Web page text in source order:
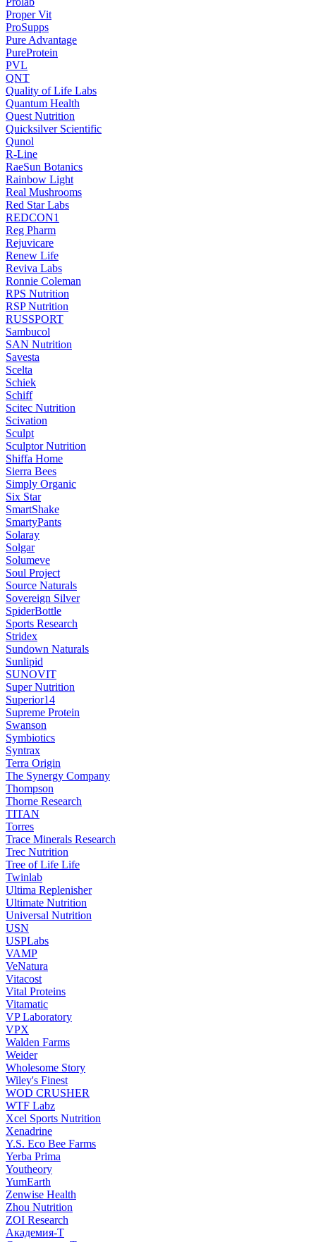
Proper Vit
ProSupps
Pure Advantage
PureProtein
PVL
QNT
Quality of Life Labs
Quantum Health
Quest Nutrition
Quicksilver Scientific
Qunol
R-Line
RaeSun Botanics
Rainbow Light
Real Mushrooms
Red Star Labs
REDCON1
Reg Pharm
Rejuvicare
Renew Life
Reviva Labs
Ronnie Coleman
RPS Nutrition
RSP Nutrition
RUSSPORT
Sambucol
SAN Nutrition
Savesta
Scelta
Schiek
Schiff
Scitec Nutrition
Scivation
Sculpt
Sculptor Nutrition
Shiffa Home
Sierra Bees
Simply Organic
Six Star
SmartShake
SmartyPants
Solaray
Solgar
Solumeve
Soul Project
Source Naturals
Sovereign Silver
SpiderBottle
Sports Research
Stridex
Sundown Naturals
Sunlipid
SUNOVIT
Super Nutrition
Superior14
Supreme Protein
Swanson
Symbiotics
Syntrax
Terra Origin
The Synergy Company
Thompson
Thorne Research
TITAN
Torres
Trace Minerals Research
Trec Nutrition
Tree of Life Life
Twinlab
Ultima Replenisher
Ultimate Nutrition
Universal Nutrition
USN
USPLabs
VAMP
VeNatura
Vitacost
Vital Proteins
Vitamatic
VP Laboratory
VPX
Walden Farms
Weider
Wholesome Story
Wiley's Finest
WOD CRUSHER
WTF Labz
Xcel Sports Nutrition
Xenadrine
Y.S. Eco Bee Farms
Yerba Prima
Youtheory
YumEarth
Zenwise Health
Zhou Nutrition
ZOI Research
Академия-Т